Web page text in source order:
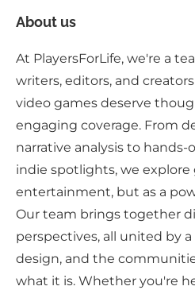
About us
At PlayersForLife, we're a
writers, editors, and
video games deserve
engaging coverage. From
narrative analysis to hands-
indie spotlights, we explore
entertainment, but as a
Our team brings together
perspectives, all united by
design, and the
what it is. Whether you're